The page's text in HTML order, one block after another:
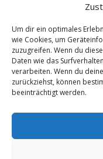
Um dir ein optimales
wie Cookies, um
zuzugreifen. Wenn du
Daten wie das
verarbeiten. Wenn du
zurückziehst, können
beeinträchtigt werden.
Termine von Zeitz.de
KABINETTAUSSTELLUNG
Holzschneiderin und
"Der Weg ist das Ziel" -
Workshop für Kinder: